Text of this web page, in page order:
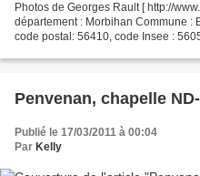
Photos de Georges Rault [ http://
département : Morbihan Commune :
code postal: 56410, code Insee :
Penvenan, chapelle
Publié le 17/03/2011 à 00:04
Par Kelly